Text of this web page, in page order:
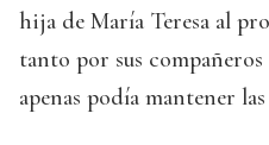
hija de María Teresa al
tanto por sus
apenas podía mantener